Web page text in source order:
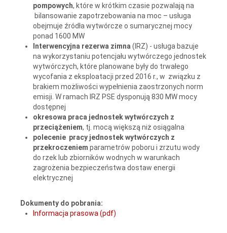
pompowych, które w krótkim czasie pozwalają na
bilansowanie zapotrzebowania na moc – usługa
obejmuje źródła wytwórcze o sumarycznej mocy
ponad 1600 MW
Interwencyjna rezerwa zimna (IRZ) - usługa bazuje
na wykorzystaniu potencjału wytwórczego jednostek
wytwórczych, które planowane były do trwałego
wycofania z eksploatacji przed 2016 r., w związku z
brakiem możliwości wypełnienia zaostrzonych norm
emisji. W ramach IRZ PSE dysponują 830 MW mocy
dostępnej
okresowa praca jednostek wytwórczych z
przeciążeniem, tj. mocą większą niż osiągalna
polecenie pracy jednostek wytwórczych z
przekroczeniem parametrów poboru i zrzutu wody
do rzek lub zbiorników wodnych w warunkach
zagrożenia bezpieczeństwa dostaw energii
elektrycznej
Dokumenty do pobrania:
Informacja prasowa (pdf)